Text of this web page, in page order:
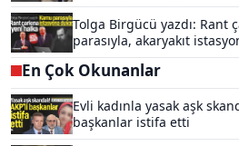
Tolga Birgücü yazdı: Rant
parasıyla, akaryakıt
En Çok Okunanlar
Evli kadınla yasak aşk
başkanlar istifa etti